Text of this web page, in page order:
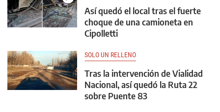
Así quedó el local tras el fuerte
choque de una camioneta en
Cipolletti
SOLO UN RELLENO
Tras la intervención de Vialidad
Nacional, así quedó la Ruta 22
sobre Puente 83